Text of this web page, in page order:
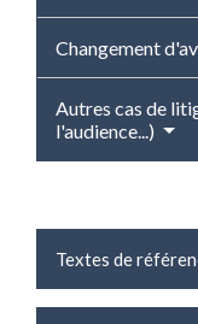
Changement
Autres cas de
l'audience...)
Textes de